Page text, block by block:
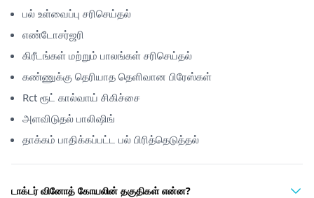
பல் உள்வைப்பு சரிசெய்தல்
எண்டோசர்ஜரி
கிரீடங்கள் மற்றும் பாலங்கள் சரிசெய்தல்
கண்ணுக்கு தெரியாத தெளிவான பிரேஸ்கள்
Rct ரூட் கால்வாய் சிகிச்சை
அளவிடுதல் பாலிஷிங்
தாக்கம் பாதிக்கப்பட்ட பல் பிரித்தெடுத்தல்
டாக்டர் வினோத் கோயலின் தகுதிகள் என்ன?